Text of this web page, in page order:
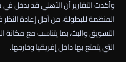
وأكدت التقارير أن الأهلي قد يدخل
المنظمة للبطولة، من أجل إعادة
التسويق والبث، بما يتناسب مع مكانة
التي يتمتع بها داخل إفريقيا وخارجها.